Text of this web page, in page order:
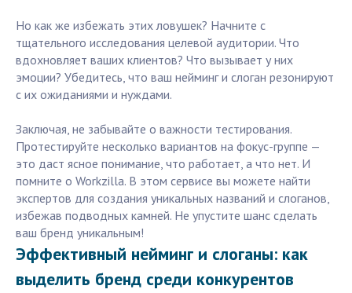
Но как же избежать этих ловушек? Начните с
тщательного исследования целевой аудитории. Что
вдохновляет ваших клиентов? Что вызывает у них
эмоции? Убедитесь, что ваш нейминг и слоган резонируют
с их ожиданиями и нуждами.
Заключая, не забывайте о важности тестирования.
Протестируйте несколько вариантов на фокус-группе —
это даст ясное понимание, что работает, а что нет. И
помните о Workzilla. В этом сервисе вы можете найти
экспертов для создания уникальных названий и слоганов,
избежав подводных камней. Не упустите шанс сделать
ваш бренд уникальным!
Эффективный нейминг и слоганы: как
выделить бренд среди конкурентов